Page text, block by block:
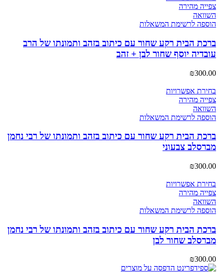
צפייה מהירה
השוואה
הוספה לרשימת המשאלות
ברכת הבית רקע שחור עם כיתוב בזהב ותמונתו של הרב
עובדיה יוסף שחור לבן + זהב
₪300.00
בחירת אפשרויות
צפייה מהירה
השוואה
הוספה לרשימת המשאלות
ברכת הבית רקע שחור עם כיתוב בזהב ותמונתו של רבי נחמן
מברסלב צבעוני
₪300.00
בחירת אפשרויות
צפייה מהירה
השוואה
הוספה לרשימת המשאלות
ברכת הבית רקע שחור עם כיתוב בזהב ותמונתו של רבי נחמן
מברסלב שחור לבן
₪300.00